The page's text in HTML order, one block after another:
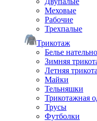
Меховые
Рабочие
Трехпалые
Трикотаж
Белье
Зимняя
Летняя
Майки
Тельняшки
Трикотажная
Трусы
Футболки